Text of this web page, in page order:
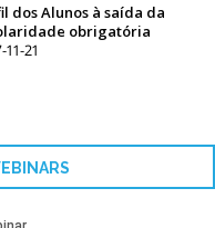
dos Alunos à saída da
obrigatória
11-21